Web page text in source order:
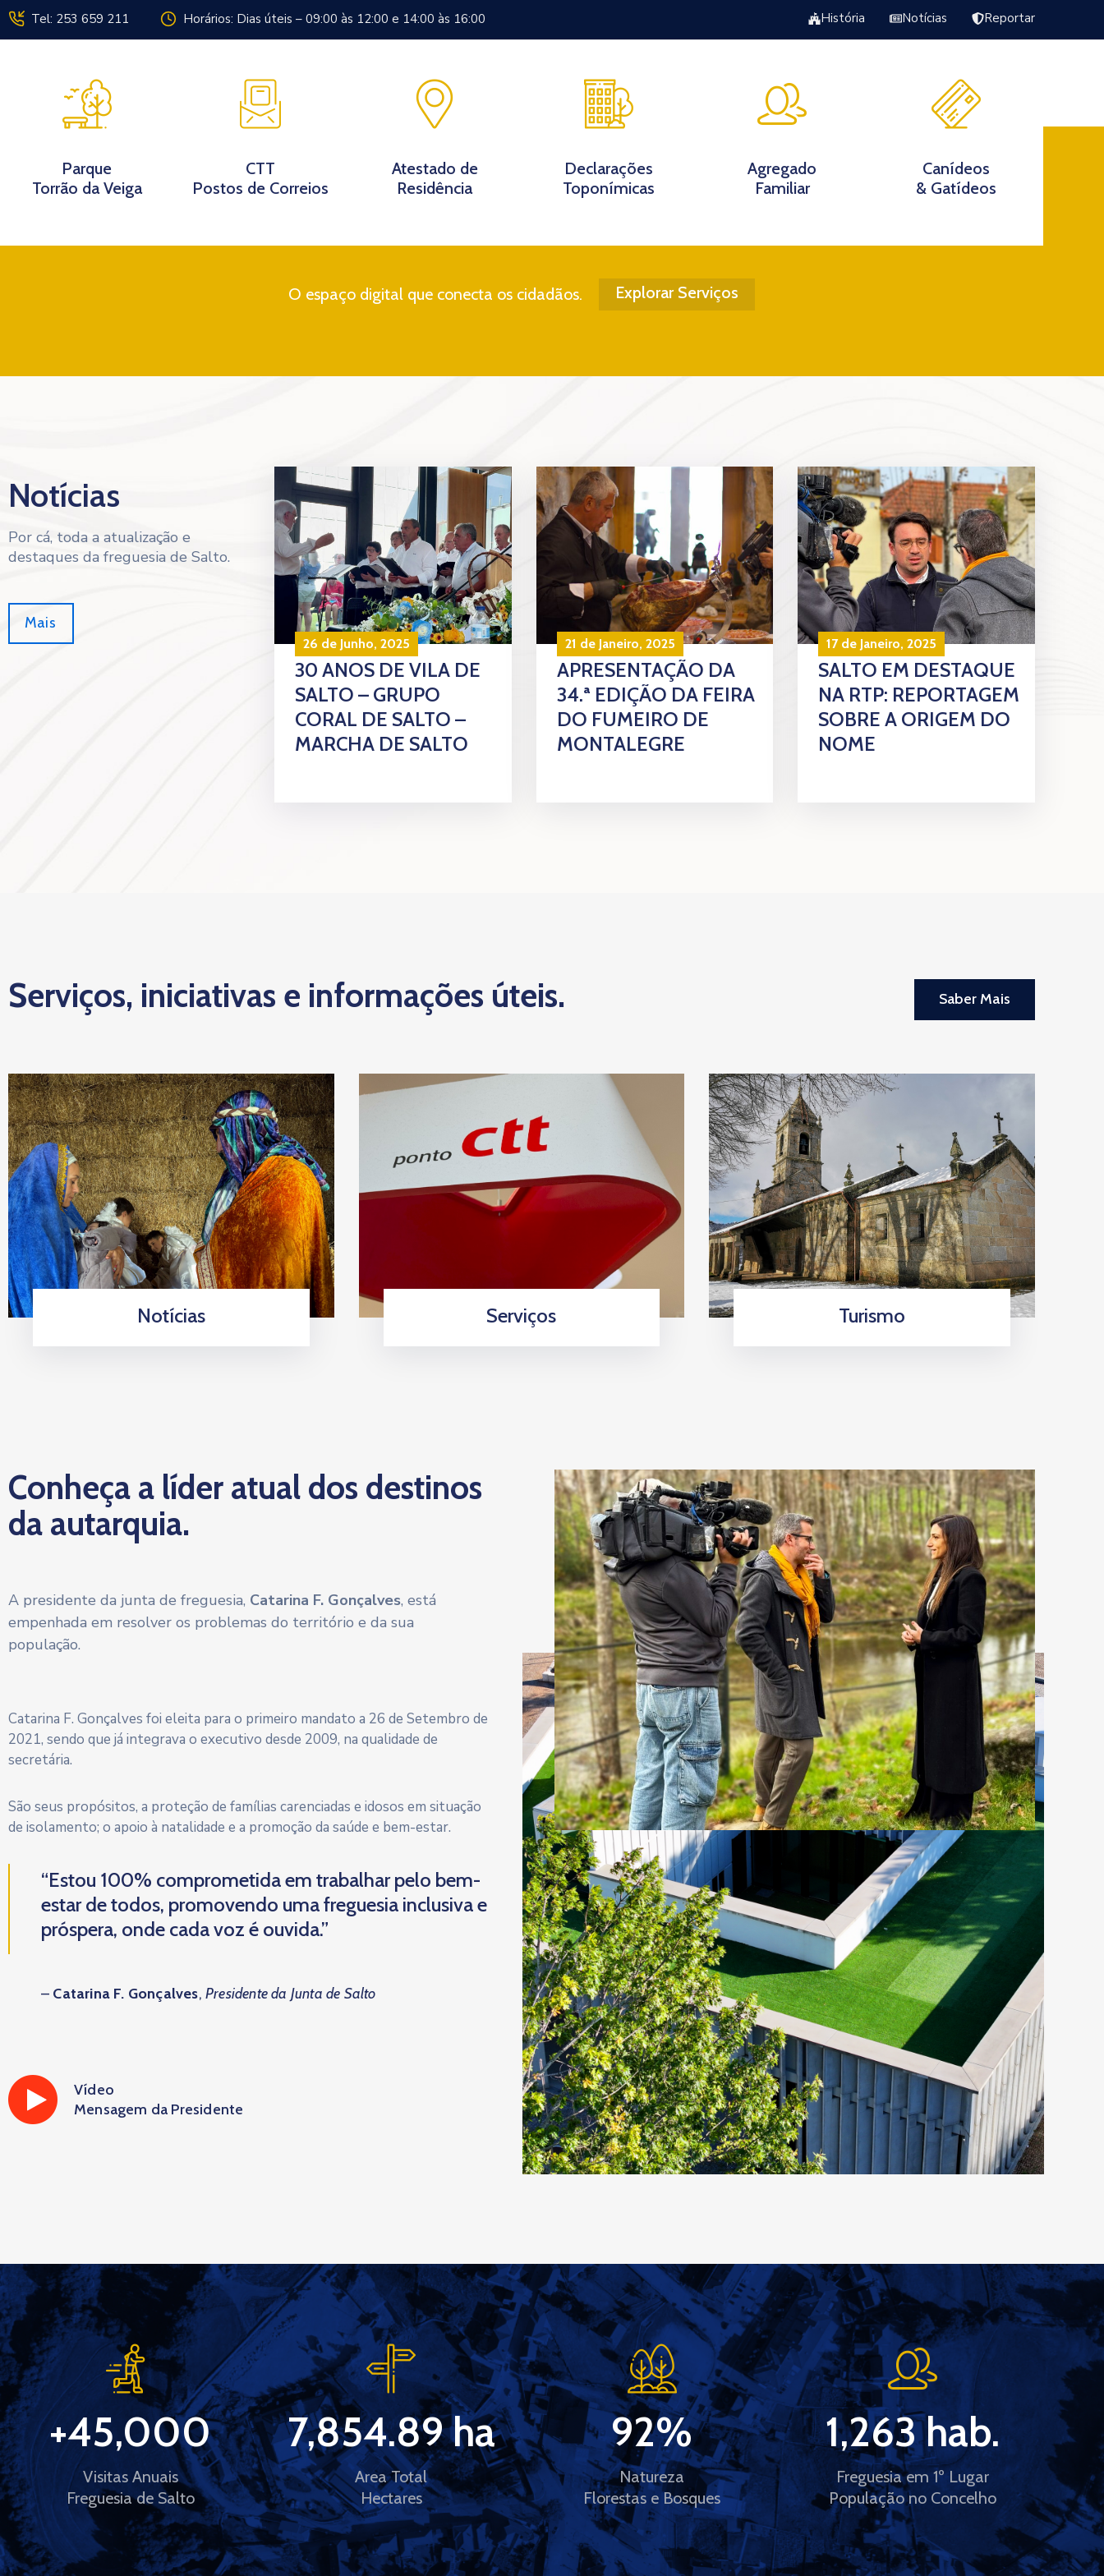
Tel: 253 659 211 Horários: Dias úteis – 09:00 às 12:00 e 14:00 às 16:00 História Notícias Reportar
Instituição Documentos Notícias Turismo Excursão Torrão da Veiga
Parque
Torrão da Veiga
CTT
Postos de Correios
Atestado de
Residência
Declarações
Toponímicas
Agregado
Familiar
Canídeos
& Gatídeos
O espaço digital que conecta os cidadãos. Explorar Serviços
Notícias
Por cá, toda a atualização e
destaques da freguesia de Salto.
Mais
26 de Junho, 2025
30 ANOS DE VILA DE
SALTO – GRUPO
CORAL DE SALTO –
MARCHA DE SALTO
21 de Janeiro, 2025
APRESENTAÇÃO DA
34.ª EDIÇÃO DA FEIRA
DO FUMEIRO DE
MONTALEGRE
17 de Janeiro, 2025
SALTO EM DESTAQUE
NA RTP: REPORTAGEM
SOBRE A ORIGEM DO
NOME
Serviços, iniciativas e informações úteis. Saber Mais
Notícias Serviços Turismo
Conheça a líder atual dos destinos
da autarquia.
A presidente da junta de freguesia, Catarina F. Gonçalves, está
empenhada em resolver os problemas do território e da sua
população.
Catarina F. Gonçalves foi eleita para o primeiro mandato a 26 de Setembro de
2021, sendo que já integrava o executivo desde 2009, na qualidade de
secretária.
São seus propósitos, a proteção de famílias carenciadas e idosos em situação
de isolamento; o apoio à natalidade e a promoção da saúde e bem-estar.
“Estou 100% comprometida em trabalhar pelo bem-
estar de todos, promovendo uma freguesia inclusiva e
próspera, onde cada voz é ouvida.”
– Catarina F. Gonçalves, Presidente da Junta de Salto
Vídeo
Mensagem da Presidente
Visitas Anuais
Freguesia de Salto
+45,000
Area Total
Hectares
7,854.89 ha
Natureza
Florestas e Bosques
92%
Freguesia em 1º Lugar
População no Concelho
1,263 hab.